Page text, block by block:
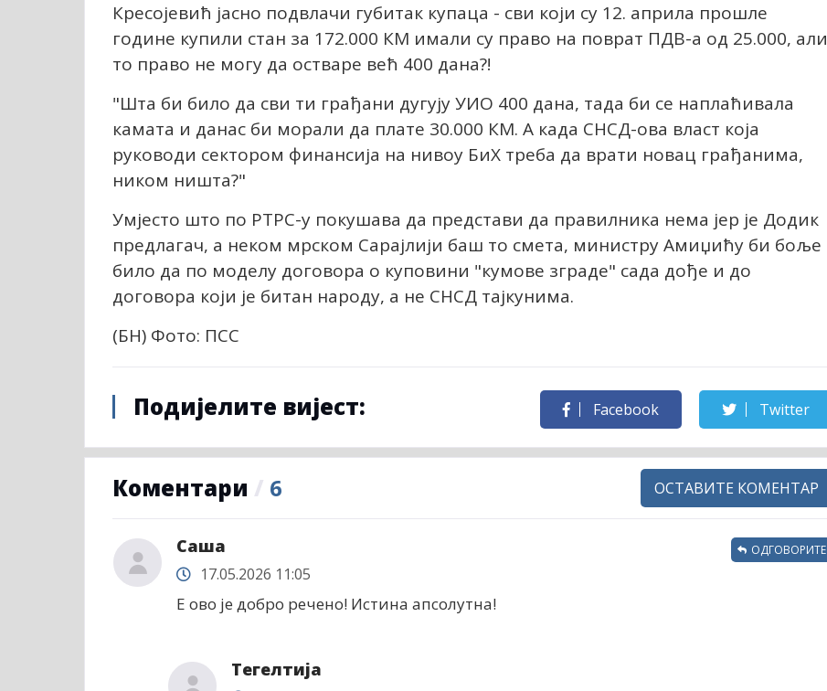
Кресојевић јасно подвлачи губитак купаца - сви који су 12. априла прошле
године купили стан за 172.000 КМ имали су право на поврат ПДВ-а од 25.000, али
то право не могу да остваре већ 400 дана?!
"Шта би било да сви ти грађани дугују УИО 400 дана, тада би се наплаћивала
камата и данас би морали да плате 30.000 КМ. А када СНСД-ова власт која
руководи сектором финансија на нивоу БиХ треба да врати новац грађанима,
ником ништа?"
Умјесто што по РТРС-у покушава да представи да правилника нема јер је Додик
предлагач, а неком мрском Сарајлији баш то смета, министру Амиџићу би боље
било да по моделу договора о куповини "кумове зграде" сада дође и до
договора који је битан народу, а не СНСД тајкунима.
(БН) Фото: ПСС
Подијелите вијест: Facebook Twitter
Коментари / 6 ОСТАВИТЕ КОМЕНТАР
Саша
17.05.2026 11:05
Е ово је добро речено! Истина апсолутна!
ОДГОВОРИТЕ
Тегелтија